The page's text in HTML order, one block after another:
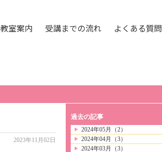
教室案内 受講までの流れ よくある質問
2023年11月02日
過去の記事
2024年05月（2）
2024年04月（3）
2024年03月（3）